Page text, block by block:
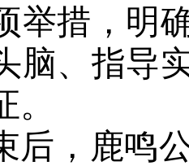
举措，明
脑、指导
后，鹿鸣